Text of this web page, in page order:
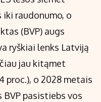
raudonumo, o
(BVP) augs
ryškiai lenks Latviją
jau kitąmet
proc.), o 2028 metais
pasistiebs vos